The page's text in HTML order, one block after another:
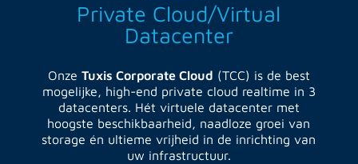
Private Cloud/Virtual
Datacenter
Onze Tuxis Corporate Cloud (TCC) is de best
mogelijke, high-end private cloud realtime in 3
datacenters. Hét virtuele datacenter met
hoogste beschikbaarheid, naadloze groei van
storage én ultieme vrijheid in de inrichting van
uw infrastructuur.